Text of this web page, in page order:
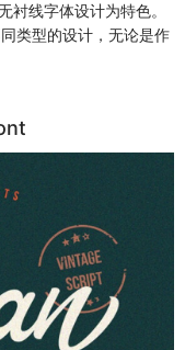
线字体设计为特色。
类型的设计，无论是作